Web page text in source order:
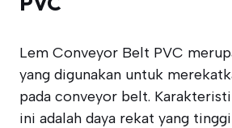
Lem Conveyor Belt PVC
yang digunakan untuk
pada conveyor belt.
ini adalah daya rekat yang